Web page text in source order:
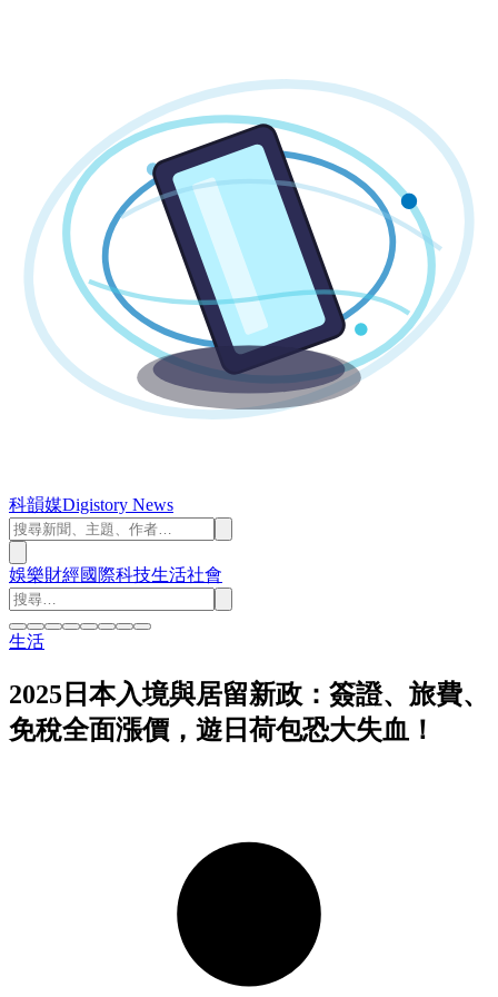
科韻媒Digistory News
娛樂財經國際科技生活社會
生活
2025日本入境與居留新政：簽證、旅費、
免稅全面漲價，遊日荷包恐大失血！